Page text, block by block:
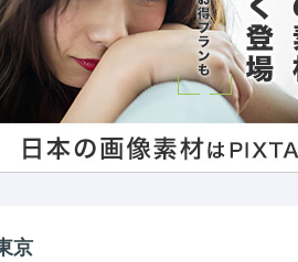
京